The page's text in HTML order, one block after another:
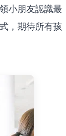
小朋友認識最
，期待所有孩